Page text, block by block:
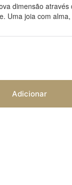
dimensão através
Uma joia com alma,
Adicionar